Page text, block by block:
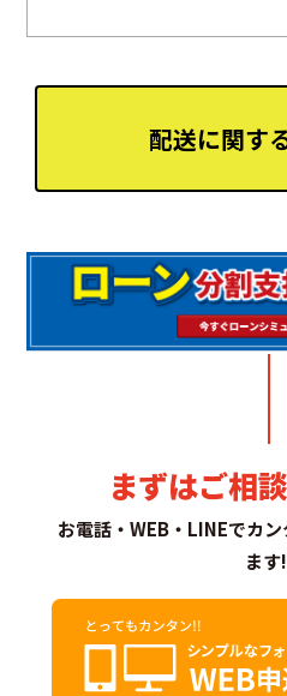
配送に関す
まずはご相
お電話・WEB・LINEでカ
ます